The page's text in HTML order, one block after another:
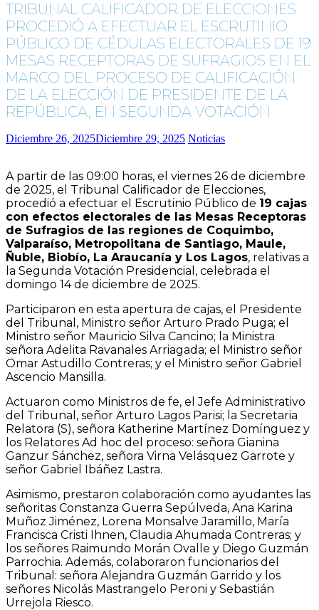
TRIBUNAL CALIFICADOR DE ELECCIONES
PROCEDIÓ A EFECTUAR EL ESCRUTINIO
PÚBLICO DE CÉDULAS ELECTORALES DE 19
MESAS RECEPTORAS DE SUFRAGIOS EN EL
MARCO DEL PROCESO DE CALIFICACIÓN
DE LA ELECCIÓN DE PRESIDENTE DE LA
REPÚBLICA, EN SEGUNDA VOTACIÓN
Diciembre 26, 2025Diciembre 29, 2025 Noticias
A partir de las 09:00 horas, el viernes 26 de diciembre
de 2025, el Tribunal Calificador de Elecciones,
procedió a efectuar el Escrutinio Público de 19 cajas
con efectos electorales de las Mesas Receptoras
de Sufragios de las regiones de Coquimbo,
Valparaíso, Metropolitana de Santiago, Maule,
Ñuble, Biobío, La Araucanía y Los Lagos, relativas a
la Segunda Votación Presidencial, celebrada el
domingo 14 de diciembre de 2025.
Participaron en esta apertura de cajas, el Presidente
del Tribunal, Ministro señor Arturo Prado Puga; el
Ministro señor Mauricio Silva Cancino; la Ministra
señora Adelita Ravanales Arriagada; el Ministro señor
Omar Astudillo Contreras; y el Ministro señor Gabriel
Ascencio Mansilla.
Actuaron como Ministros de fe, el Jefe Administrativo
del Tribunal, señor Arturo Lagos Parisi; la Secretaria
Relatora (S), señora Katherine Martínez Domínguez y
los Relatores Ad hoc del proceso: señora Gianina
Ganzur Sánchez, señora Virna Velásquez Garrote y
señor Gabriel Ibáñez Lastra.
Asimismo, prestaron colaboración como ayudantes las
señoritas Constanza Guerra Sepúlveda, Ana Karina
Muñoz Jiménez, Lorena Monsalve Jaramillo, María
Francisca Cristi Ihnen, Claudia Ahumada Contreras; y
los señores Raimundo Morán Ovalle y Diego Guzmán
Parrochia. Además, colaboraron funcionarios del
Tribunal: señora Alejandra Guzmán Garrido y los
señores Nicolás Mastrangelo Peroni y Sebastián
Urrejola Riesco.